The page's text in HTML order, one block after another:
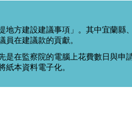
地方建設建議事項」。其中宜蘭
在建議款的貢獻。
在監察院的電腦上花費數日與申
紙本資料電子化。